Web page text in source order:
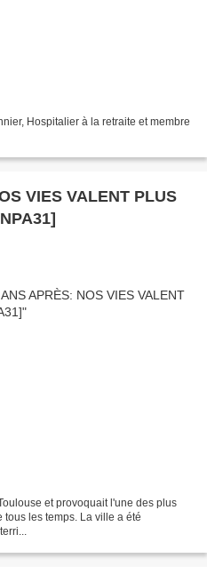
Hospitalier à la retraite et membre
VIES VALENT PLUS
et provoquait l'une des plus
les temps. La ville a été